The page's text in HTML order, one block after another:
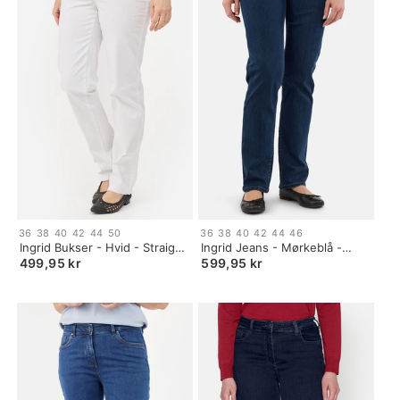
Ingrid Bukser - Hvid - Straight
Fit - Brede Lægge
499,95 kr
Size:
34
selected
36 38 40 42 44 50
Ingrid Jeans - Mørkeblå -
Straight Fit - Brede Lægge
599,95 kr
Size:
34
selected
36 38 40 42 44 46